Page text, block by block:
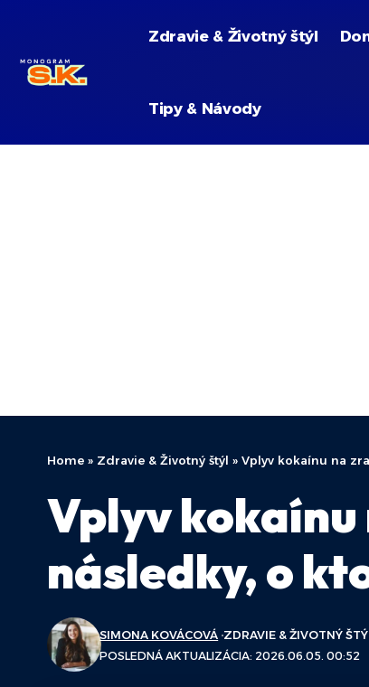
Zdravie & Životný štýl
Tipy & Návody
Home » Zdravie & Životný štýl » Vplyv kokaínu na
Vplyv kokaínu
následky, o
POSLEDNÁ AKTUALIZÁCIA: 2026.06.05. 00:52
SIMONA KOVÁCOVÁ ZDRAVIE & ŽIVOTNÝ